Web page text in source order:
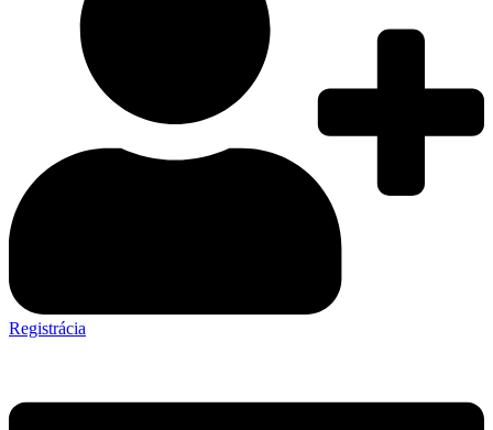
Registrácia